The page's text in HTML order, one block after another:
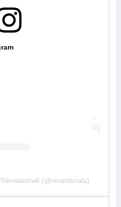
(@ninatskriala)